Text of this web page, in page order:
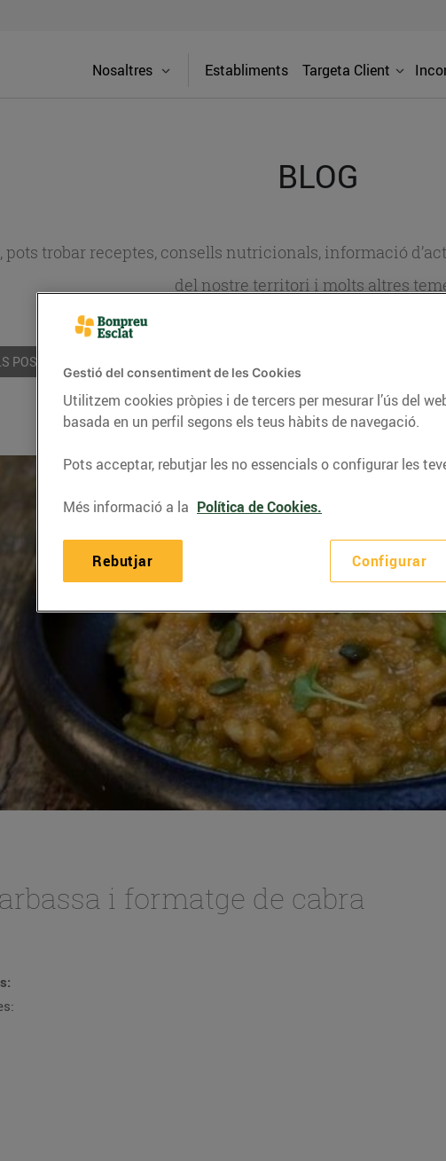
Nosaltres Establiments Targeta Client
BLOG
pots trobar receptes, consells nutricionals, informació
del nostre territori i molts altres
POSTS
i formatge de cabra
Gestió del consentiment de les Cookies
Utilitzem cookies pròpies i de tercers per mesurar l’ús del
basada en un perfil segons els teus hàbits de navegació.
Pots acceptar, rebutjar les no essencials o configurar les
Més informació a la Política de Cookies.
Configurar
Rebutjar